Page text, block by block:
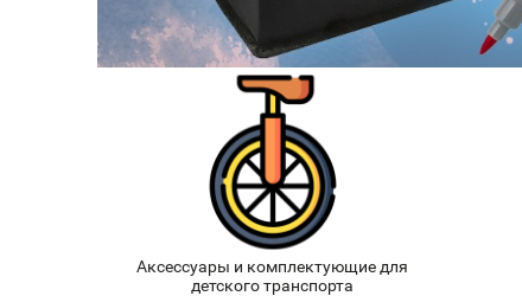
Аксессуары и комплектующие для
детского транспорта